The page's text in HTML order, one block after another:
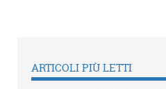
ARTICOLI PIÙ LETTI